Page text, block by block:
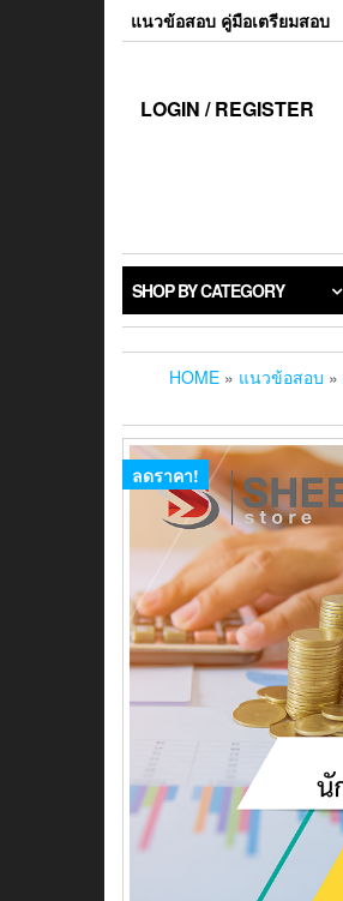
แนวข้อสอบ คู่มือเตรียมสอบ
LOGIN / REGISTER
SHOP BY CATEGORY
HOME » แนวข้อสอบ »
ลดราคา!